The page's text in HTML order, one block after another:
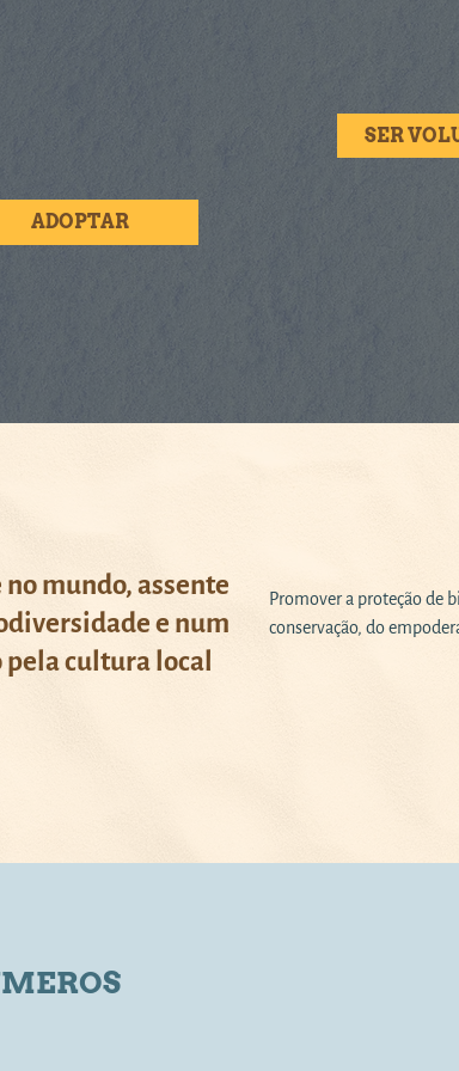
mundo, assente
e num
pela cultura local
Promover a proteção de
conservação, do
ADOPTAR
SER